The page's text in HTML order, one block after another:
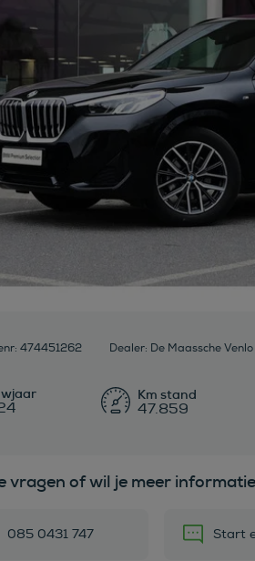
474451262 Dealer: De Maassche Venlo
47.859
vragen of wil je meer
085 0431 747 Start